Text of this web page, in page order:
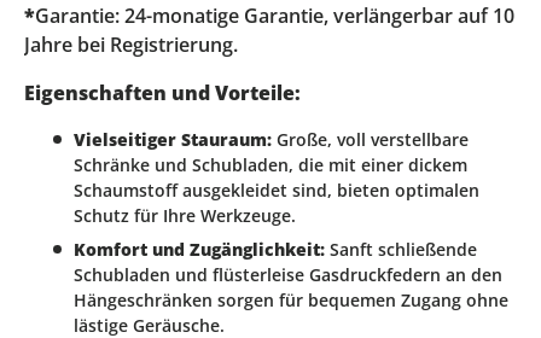
*Garantie: 24-monatige Garantie, verlängerbar auf 10
Jahre bei Registrierung.
Eigenschaften und Vorteile:
Vielseitiger Stauraum: Große, voll verstellbare
Schränke und Schubladen, die mit einer dickem
Schaumstoff ausgekleidet sind, bieten optimalen
Schutz für Ihre Werkzeuge.
Komfort und Zugänglichkeit: Sanft schließende
Schubladen und flüsterleise Gasdruckfedern an den
Hängeschränken sorgen für bequemen Zugang ohne
lästige Geräusche.